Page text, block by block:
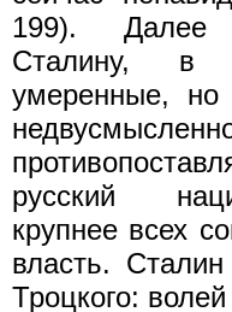
199). Далее
Сталину, в
умеренные,
русский
крупнее всех
власть.
Троцкого: